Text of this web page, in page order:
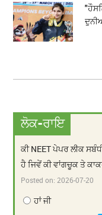
ਲੋਕ-ਰਾਇ
ਕੀ NEET ਪੇਪਰ ਲੀਕ
ਹੈ ਜਿਵੇਂ ਕੀ ਵਾਂਗਚੂਕ ਤੇ
Posted on: 2026-07-20
ਹਾਂ ਜੀ